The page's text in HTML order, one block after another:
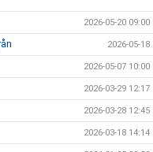
2026-05-20 09:00
2026-05-18
2026-05-07 10:00
2026-03-29 12:17
2026-03-28 12:45
2026-03-18 14:14